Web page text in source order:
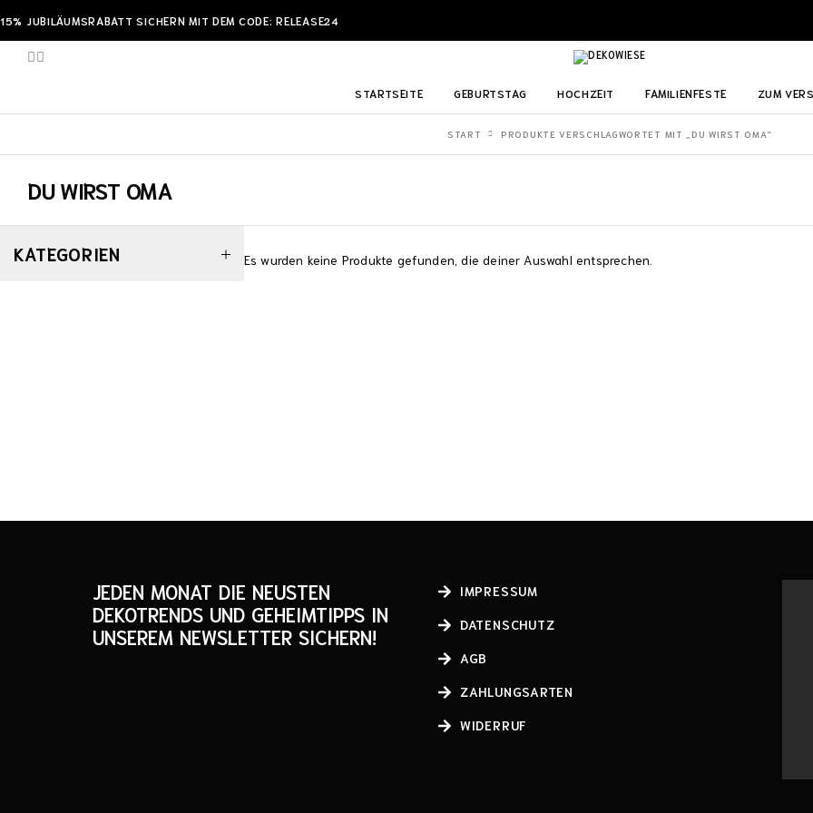
15% JUBILÄUMSRABATT SICHERN MIT DEM CODE: RELEASE24
STARTSEITE GEBURTSTAG HOCHZEIT FAMILIENFESTE ZUM
START PRODUKTE VERSCHLAGWORTET MIT „DU WIRST OMA“
DU WIRST OMA
KATEGORIEN Es wurden keine Produkte gefunden, die deiner Auswahl entsprechen.
JEDEN MONAT DIE NEUSTEN
DEKOTRENDS UND GEHEIMTIPPS IN
UNSEREM NEWSLETTER SICHERN!
IMPRESSUM
DATENSCHUTZ
AGB
ZAHLUNGSARTEN
WIDERRUF